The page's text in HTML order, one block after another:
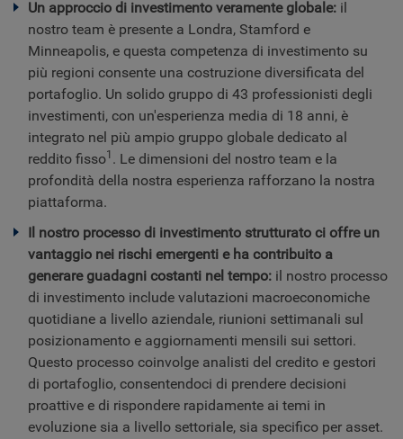
Un approccio di investimento veramente globale: il
nostro team è presente a Londra, Stamford e
Minneapolis, e questa competenza di investimento su
più regioni consente una costruzione diversificata del
portafoglio. Un solido gruppo di 43 professionisti degli
investimenti, con un'esperienza media di 18 anni, è
integrato nel più ampio gruppo globale dedicato al
reddito fisso1 . Le dimensioni del nostro team e la
profondità della nostra esperienza rafforzano la nostra
piattaforma.
Il nostro processo di investimento strutturato ci offre un
vantaggio nei rischi emergenti e ha contribuito a
generare guadagni costanti nel tempo: il nostro processo
di investimento include valutazioni macroeconomiche
quotidiane a livello aziendale, riunioni settimanali sul
posizionamento e aggiornamenti mensili sui settori.
Questo processo coinvolge analisti del credito e gestori
di portafoglio, consentendoci di prendere decisioni
proattive e di rispondere rapidamente ai temi in
evoluzione sia a livello settoriale, sia specifico per asset.